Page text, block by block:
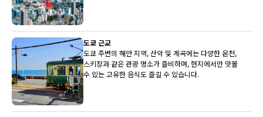
도쿄 근교
도쿄 주변의 해안 지역, 산악 및 계곡에는 다양한 온천,
스키장과 같은 관광 명소가 즐비하며, 현지에서만 맛볼
수 있는 고유한 음식도 즐길 수 있습니다.